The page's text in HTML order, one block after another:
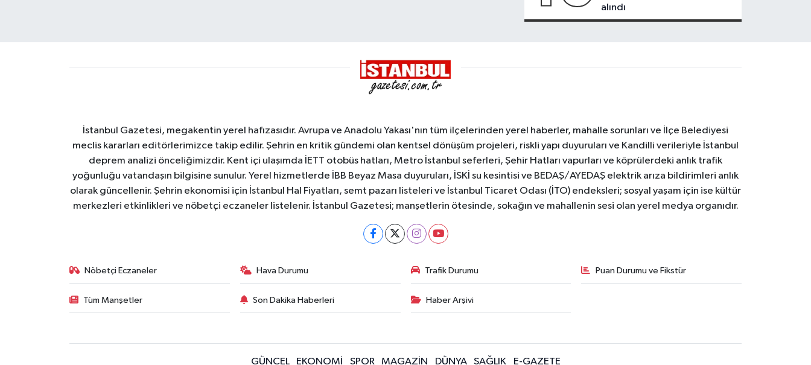
alındı
İstanbul Gazetesi, megakentin yerel hafızasıdır. Avrupa ve Anadolu Yakası'nın tüm ilçelerinden yerel haberler, mahalle sorunları ve İlçe Belediyesi
meclis kararları editörlerimizce takip edilir. Şehrin en kritik gündemi olan kentsel dönüşüm projeleri, riskli yapı duyuruları ve Kandilli verileriyle İstanbul
deprem analizi önceliğimizdir. Kent içi ulaşımda İETT otobüs hatları, Metro İstanbul seferleri, Şehir Hatları vapurları ve köprülerdeki anlık trafik
yoğunluğu vatandaşın bilgisine sunulur. Yerel hizmetlerde İBB Beyaz Masa duyuruları, İSKİ su kesintisi ve BEDAŞ/AYEDAŞ elektrik arıza bildirimleri anlık
olarak güncellenir. Şehrin ekonomisi için İstanbul Hal Fiyatları, semt pazarı listeleri ve İstanbul Ticaret Odası (İTO) endeksleri; sosyal yaşam için ise kültür
merkezleri etkinlikleri ve nöbetçi eczaneler listelenir. İstanbul Gazetesi; manşetlerin ötesinde, sokağın ve mahallenin sesi olan yerel medya organıdır.
Nöbetçi Eczaneler Hava Durumu Trafik Durumu Puan Durumu ve Fikstür
Tüm Manşetler Son Dakika Haberleri Haber Arşivi
GÜNCEL EKONOMİ SPOR MAGAZİN DÜNYA SAĞLIK E-GAZETE